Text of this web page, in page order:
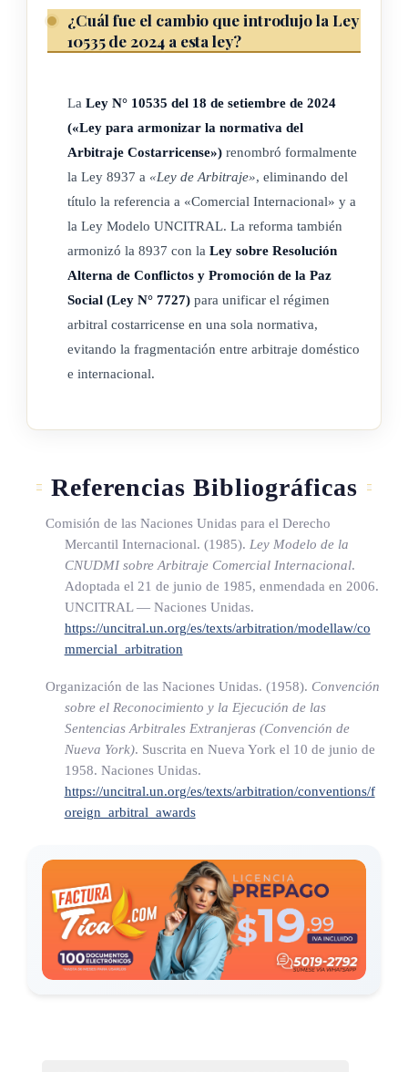
conociendo que no se ha cumplido alguna disposición de la
presente ley de la que las partes puedan apartarse o algún
tal incumplimiento sin demora injustificada o, si se prevé un
plazo para hacerlo, dentro de ese plazo, ha renunciado a su
derecho de objetar.
ARTÍCULO 5
Alcance de la intervención del tribunal
ARTÍCULO 6
Tribunal u otra autoridad para el cumplimiento de
determinadas funciones de asistencia y supervisión durante el
arbitraje
Las funciones a que se refieren los artículos 11.3), 11 .4),
13.3), 14, 16.3) y 34.2) serán ejercidas por la Sala Primera de
la Corte Suprema de Justicia.
la normativa del Arbitraje Costarricense, N° 10535 del 18 de
setiembre de 2024)
CAPÍTULO II
ARTÍCULO 7
Definición y forma del acuerdo de arbitraje
¿Cuál fue el cambio que introdujo la Ley
10535 de 2024 a esta ley?
La Ley N° 10535 del 18 de setiembre de 2024
(«Ley para armonizar la normativa del
Arbitraje Costarricense») renombró formalmente
la Ley 8937 a «Ley de Arbitraje», eliminando del
título la referencia a «Comercial Internacional» y a
la Ley Modelo UNCITRAL. La reforma también
armonizó la 8937 con la Ley sobre Resolución
Alterna de Conflictos y Promoción de la Paz
Social (Ley N° 7727) para unificar el régimen
arbitral costarricense en una sola normativa,
evitando la fragmentación entre arbitraje doméstico
e internacional.
Referencias Bibliográficas
Comisión de las Naciones Unidas para el Derecho
Mercantil Internacional. (1985). Ley Modelo de la
CNUDMI sobre Arbitraje Comercial Internacional.
Adoptada el 21 de junio de 1985, enmendada en 2006.
UNCITRAL — Naciones Unidas.
https://uncitral.un.org/es/texts/arbitration/modellaw/co
mmercial_arbitration
Organización de las Naciones Unidas. (1958). Convención
sobre el Reconocimiento y la Ejecución de las
Sentencias Arbitrales Extranjeras (Convención de
Nueva York). Suscrita en Nueva York el 10 de junio de
1958. Naciones Unidas.
https://uncitral.un.org/es/texts/arbitration/conventions/f
oreign_arbitral_awards